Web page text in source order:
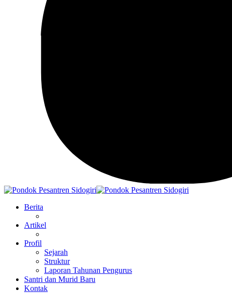
Berita
Artikel
Profil
Sejarah
Struktur
Laporan Tahunan Pengurus
Santri dan Murid Baru
Kontak